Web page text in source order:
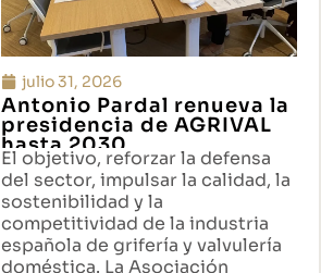
julio 31, 2026
Antonio Pardal renueva la
presidencia de AGRIVAL
hasta 2030
El objetivo, reforzar la defensa
del sector, impulsar la calidad, la
sostenibilidad y la
competitividad de la industria
española de grifería y valvulería
doméstica. La Asociación